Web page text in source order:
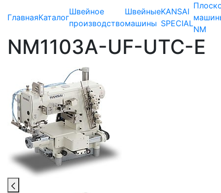
ГлавнаяКаталог
Швейное
производство
Швейные
машины
KANSAI
SPECIAL
NM
NM1103A-UF-UTC-E